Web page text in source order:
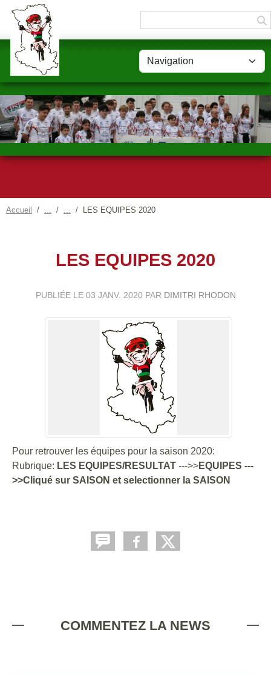
Accueil LES EQUIPES 2020
LES EQUIPES 2020
PUBLIÉE LE 03 JANV. 2020 PAR DIMITRI RHODON
Pour retrouver les équipes pour la saison 2020:
Rubrique: LES EQUIPES/RESULTAT --->>EQUIPES ---
>>Cliqué sur SAISON et selectionner la SAISON
COMMENTEZ LA NEWS
Panneau de gestion des cookies